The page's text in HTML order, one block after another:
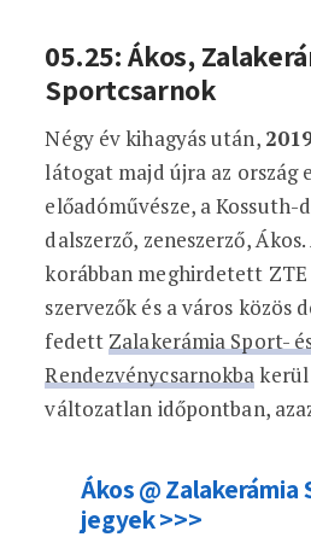
05.25: Ákos,
Sportcsarnok
Négy év kihagyás után,
látogat majd újra az ország
előadóművésze, a Kossuth-
dalszerző, zeneszerző,
korábban meghirdetett
szervezők és a város közös
fedett Zalakerámia Sport-
Rendezvénycsarnokbakerül
változatlan időpontban,
Ákos @
jegyek >>>